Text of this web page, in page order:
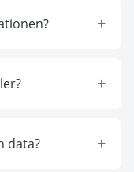
+
+
data? +